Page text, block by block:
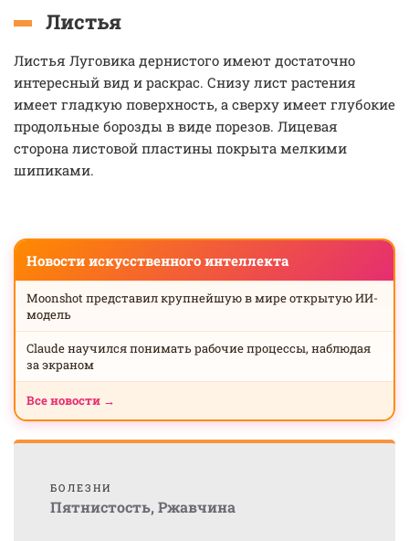
Листья
Листья Луговика дернистого имеют достаточно
интересный вид и раскрас. Снизу лист растения
имеет гладкую поверхность, а сверху имеет глубокие
продольные борозды в виде порезов. Лицевая
сторона листовой пластины покрыта мелкими
шипиками.
Новости искусственного интеллекта
Moonshot представил крупнейшую в мире открытую ИИ-
модель
Claude научился понимать рабочие процессы, наблюдая
за экраном
Все новости →
БОЛЕЗНИ
Пятнистость, Ржавчина